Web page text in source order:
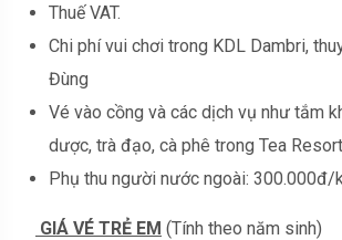
Thuế VAT.
Chi phí vui chơi trong KDL Dambri,
Đùng
Vé vào cồng và các dịch vụ như tắm
dược, trà đạo, cà phê trong Tea
Phụ thu người nước ngoài: 300.000đ/
GIÁ VÉ TRẺ EM (Tính theo năm sinh)